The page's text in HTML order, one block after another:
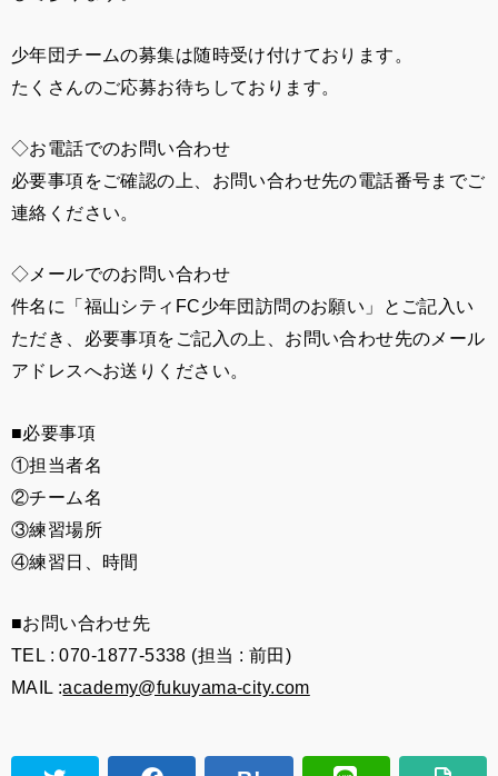
少年団チームの募集は随時受け付けております。
たくさんのご応募お待ちしております。
◇お電話でのお問い合わせ
必要事項をご確認の上、お問い合わせ先の電話番号までご
連絡ください。
◇メールでのお問い合わせ
件名に「福山シティFC少年団訪問のお願い」とご記入い
ただき、必要事項をご記入の上、お問い合わせ先のメール
アドレスへお送りください。
■必要事項
①担当者名
②チーム名
③練習場所
④練習日、時間
■お問い合わせ先
TEL : 070-1877-5338 (担当 : 前田)
MAIL :academy@fukuyama-city.com